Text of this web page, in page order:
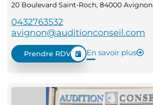
20 Boulevard Saint-Roch, 84000 Avignon
0432763532
avignon@auditionconseil.com
Prendre RDV En savoir plus